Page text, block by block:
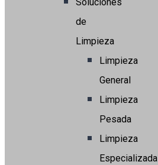
Soluciones
de
Limpieza
Limpieza
General
Limpieza
Pesada
Limpieza
Especializada